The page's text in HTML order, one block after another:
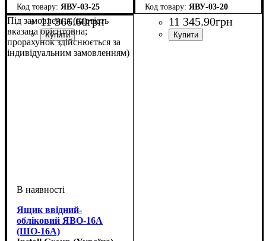
ЯВУ-03-25
11 366.60грн
ЯВУ-03-20
11 345.90грн
Під замовлення (вартість
вказана орієнтовна;
прорахунок здійснюється за
індивідуальним замовленням)
Ящик ввідний-
обліковий ЯВО-16А
(ШО-16А)